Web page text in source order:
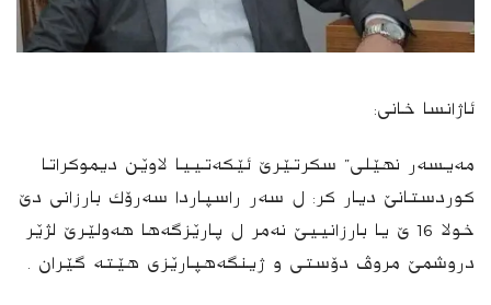
ئاژانسا خانی:
مەیسەر نهێلی” سكرتێرێ ئێكه‌تییا لاوێن دیموكراتا
كوردستانێ دیار كر: ل سەر راسپاردا سەرۆك بارزانی دێ
خولا 16 ێ یا بارزانییێ نەمر ل پارێزگەها هەولێرێ لژێر
دروشمێ مروڤ دۆستی و ژینگەهپارێزی هێته‌ گێران .